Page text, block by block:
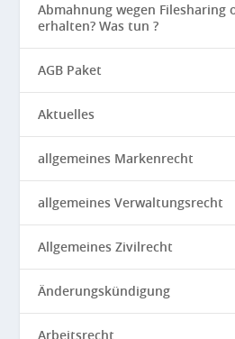
Abmahnung wegen Filesharing
erhalten? Was tun ?
AGB Paket
Aktuelles
allgemeines Markenrecht
allgemeines Verwaltungsrecht
Allgemeines Zivilrecht
Änderungskündigung
Arbeitsrecht